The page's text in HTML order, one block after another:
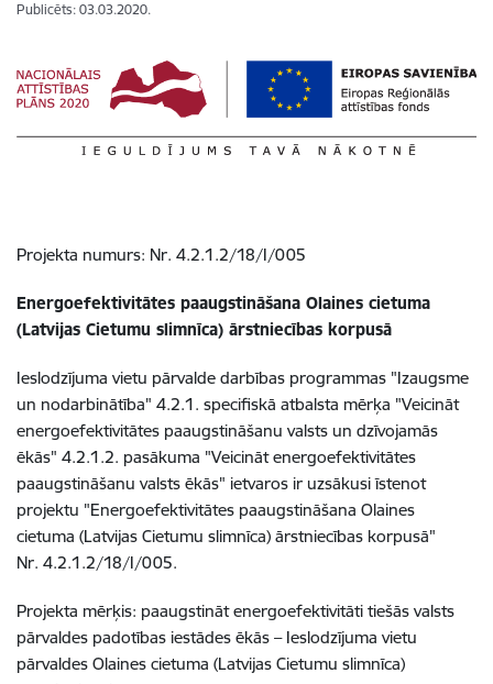
Publicēts: 03.03.2020.
Projekta numurs: Nr. 4.2.1.2/18/I/005
Energoefektivitātes paaugstināšana Olaines cietuma
(Latvijas Cietumu slimnīca) ārstniecības korpusā
Ieslodzījuma vietu pārvalde darbības programmas "Izaugsme
un nodarbinātība" 4.2.1. specifiskā atbalsta mērķa "Veicināt
energoefektivitātes paaugstināšanu valsts un dzīvojamās
ēkās" 4.2.1.2. pasākuma "Veicināt energoefektivitātes
paaugstināšanu valsts ēkās" ietvaros ir uzsākusi īstenot
projektu "Energoefektivitātes paaugstināšana Olaines
cietuma (Latvijas Cietumu slimnīca) ārstniecības korpusā"
Nr. 4.2.1.2/18/I/005.
Projekta mērķis: paaugstināt energoefektivitāti tiešās valsts
pārvaldes padotības iestādes ēkās – Ieslodzījuma vietu
pārvaldes Olaines cietuma (Latvijas Cietumu slimnīca)